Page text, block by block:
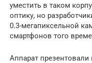
уместить в таком
оптику, но
0.3-мегапиксельной
смартфонов того
Аппарат презентовали